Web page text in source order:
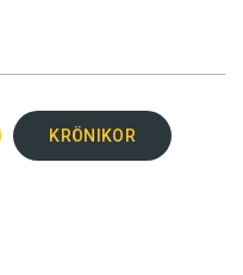
KRÖNIKOR